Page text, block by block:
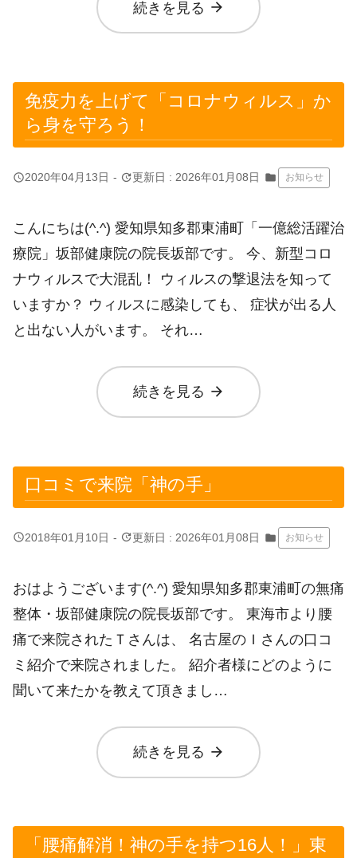
続きを見る arrow_forward
免疫力を上げて「コロナウィルス」か
ら身を守ろう！
query_builder2020年04月13日 - update更新日 : 2026年01月08日 folder お知らせ
こんにちは(^.^) 愛知県知多郡東浦町「一億総活躍治
療院」坂部健康院の院長坂部です。 今、新型コロ
ナウィルスで大混乱！ ウィルスの撃退法を知って
いますか？ ウィルスに感染しても、 症状が出る人
と出ない人がいます。 それ…
続きを見る arrow_forward
口コミで来院「神の手」
query_builder2018年01月10日 - update更新日 : 2026年01月08日 folder お知らせ
おはようございます(^.^) 愛知県知多郡東浦町の無痛
整体・坂部健康院の院長坂部です。 東海市より腰
痛で来院されたＴさんは、 名古屋のＩさんの口コ
ミ紹介で来院されました。 紹介者様にどのように
聞いて来たかを教えて頂きまし…
続きを見る arrow_forward
「腰痛解消！神の手を持つ16人！」東